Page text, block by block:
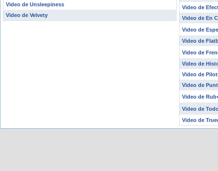
Video de Unsleepiness
Video de Velvety
Video de
Video de En
Video de
Video de
Video de
Video de
Video de
Video de
Video de
Video de
Video de